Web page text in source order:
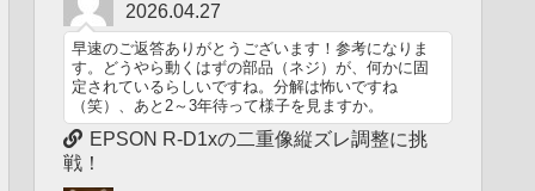
2026.04.27
早速のご返答ありがとうございます！参考になりま
す。どうやら動くはずの部品（ネジ）が、何かに固
定されているらしいですね。分解は怖いですね
（笑）、あと2～3年待って様子を見ますか。
EPSON R-D1xの二重像縦ズレ調整に挑
戦！